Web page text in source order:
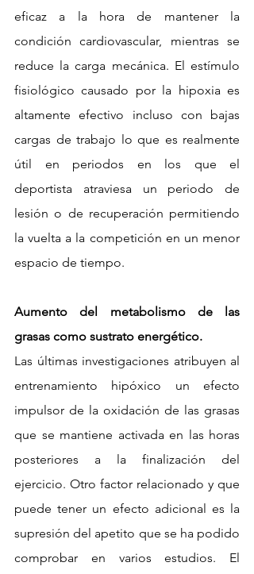
eficaz a la hora de mantener la
condición cardiovascular, mientras se
reduce la carga mecánica. El estímulo
fisiológico causado por la hipoxia es
altamente efectivo incluso con bajas
cargas de trabajo lo que es realmente
útil en periodos en los que el
deportista atraviesa un periodo de
lesión o de recuperación permitiendo
la vuelta a la competición en un menor
espacio de tiempo.
Aumento del metabolismo de las
grasas como sustrato energético.
Las últimas investigaciones atribuyen al
entrenamiento hipóxico un efecto
impulsor de la oxidación de las grasas
que se mantiene activada en las horas
posteriores a la finalización del
ejercicio. Otro factor relacionado y que
puede tener un efecto adicional es la
supresión del apetito que se ha podido
comprobar en varios estudios. El